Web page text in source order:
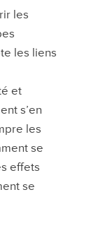
les
les liens
et
s’en
les
se
effets
se